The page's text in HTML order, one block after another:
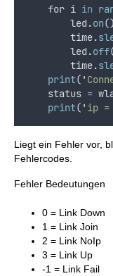
for i in
led .on()
time.
led .off
time.
print( '
status =
print( ' ip =
Liegt ein Fehler vor,
Fehlercodes.
Fehler Bedeutungen
0 = Link Down
1 = Link Join
2 = Link NoIp
3 = Link Up
-1 = Link Fail